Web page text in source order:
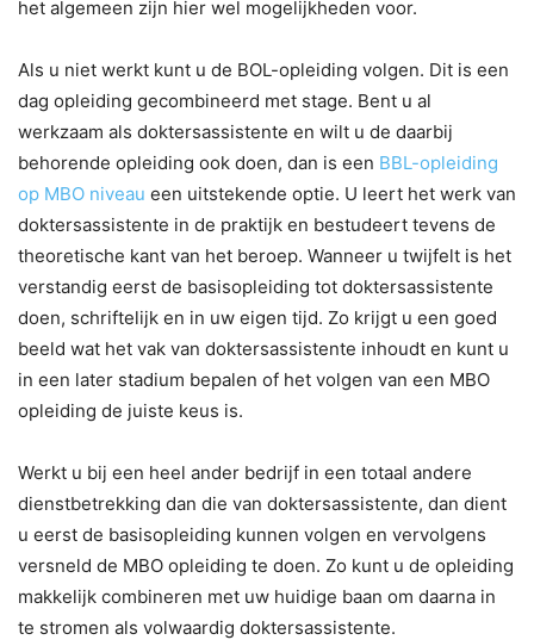
het algemeen zijn hier wel mogelijkheden voor.
Als u niet werkt kunt u de BOL-opleiding volgen. Dit is een
dag opleiding gecombineerd met stage. Bent u al
werkzaam als doktersassistente en wilt u de daarbij
behorende opleiding ook doen, dan is een BBL-opleiding
op MBO niveau een uitstekende optie. U leert het werk van
doktersassistente in de praktijk en bestudeert tevens de
theoretische kant van het beroep. Wanneer u twijfelt is het
verstandig eerst de basisopleiding tot doktersassistente
doen, schriftelijk en in uw eigen tijd. Zo krijgt u een goed
beeld wat het vak van doktersassistente inhoudt en kunt u
in een later stadium bepalen of het volgen van een MBO
opleiding de juiste keus is.
Werkt u bij een heel ander bedrijf in een totaal andere
dienstbetrekking dan die van doktersassistente, dan dient
u eerst de basisopleiding kunnen volgen en vervolgens
versneld de MBO opleiding te doen. Zo kunt u de opleiding
makkelijk combineren met uw huidige baan om daarna in
te stromen als volwaardig doktersassistente.